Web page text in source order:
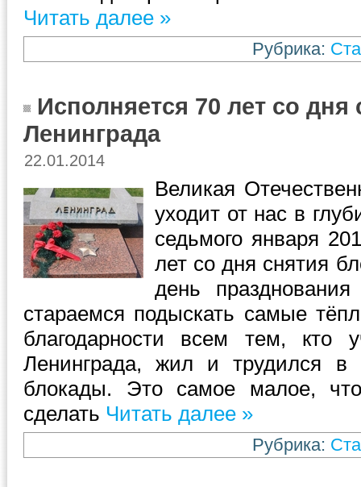
Читать далее »
Рубрика:
Исполняется 70 лет со
Ленинграда
22.01.2014
Великая
уходит от нас в
седьмого января
лет со дня снятия
день
стараемся подыскать самые
благодарности всем тем, кто
Ленинграда, жил и трудился в
блокады. Это самое малое,
сделать Читать далее »
Рубрика: